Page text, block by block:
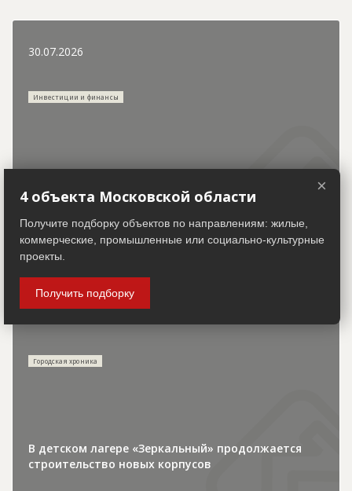
30.07.2026
Инвестиции и финансы
года
Городская хроника
В детском лагере «Зеркальный» продолжается
строительство новых корпусов
×
4 объекта Московской области
Получите подборку объектов по направлениям: жилые,
коммерческие, промышленные или социально-культурные
проекты.
Получить подборку